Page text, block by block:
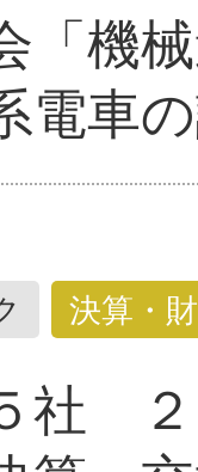
「機
電車
決算・
社